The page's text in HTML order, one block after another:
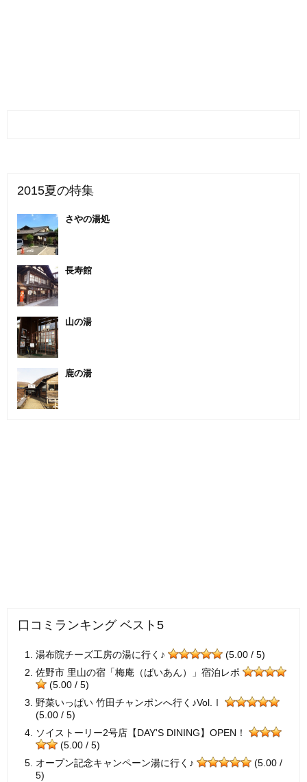
2015夏の特集
さやの湯処
長寿館
山の湯
鹿の湯
口コミランキング ベスト5
湯布院チーズ工房の湯に行く♪
(5.00 / 5)
佐野市 里山の宿「梅庵（ばいあん）」宿泊レポ
(5.00 / 5)
野菜いっぱい 竹田チャンポンへ行く♪Vol.Ⅰ
(5.00 / 5)
ソイストーリー2号店【DAY'S DINING】OPEN！
(5.00 / 5)
オープン記念キャンペーン湯に行く♪
(5.00 /
5)